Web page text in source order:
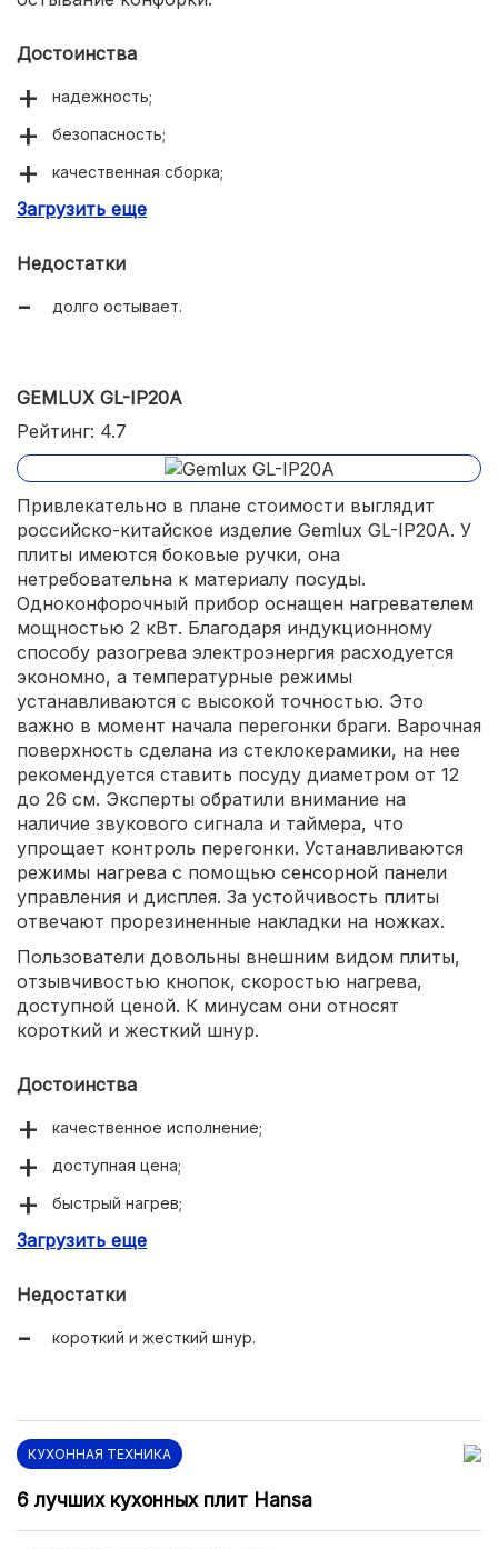
Достоинства
надежность;
безопасность;
качественная сборка;
быстрый нагрев.
Загрузить еще
Недостатки
долго остывает.
GEMLUX GL-IP20A
Рейтинг: 4.7
Привлекательно в плане стоимости выглядит
российско-китайское изделие Gemlux GL-IP20A. У
плиты имеются боковые ручки, она
нетребовательна к материалу посуды.
Одноконфорочный прибор оснащен нагревателем
мощностью 2 кВт. Благодаря индукционному
способу разогрева электроэнергия расходуется
экономно, а температурные режимы
устанавливаются с высокой точностью. Это
важно в момент начала перегонки браги. Варочная
поверхность сделана из стеклокерамики, на нее
рекомендуется ставить посуду диаметром от 12
до 26 см. Эксперты обратили внимание на
наличие звукового сигнала и таймера, что
упрощает контроль перегонки. Устанавливаются
режимы нагрева с помощью сенсорной панели
управления и дисплея. За устойчивость плиты
отвечают прорезиненные накладки на ножках.
Пользователи довольны внешним видом плиты,
отзывчивостью кнопок, скоростью нагрева,
доступной ценой. К минусам они относят
короткий и жесткий шнур.
Достоинства
качественное исполнение;
доступная цена;
быстрый нагрев;
отзывчивые кнопки.
Загрузить еще
Недостатки
короткий и жесткий шнур.
КУХОННАЯ ТЕХНИКА
6 лучших кухонных плит Hansa